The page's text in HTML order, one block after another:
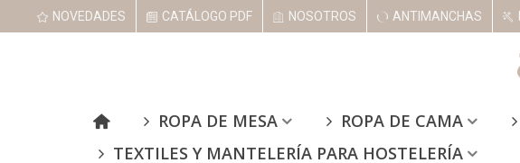
NOVEDADES CATÁLOGO PDF NOSOTROS ANTIMANCHAS
ROPA DE MESA ROPA DE CAMA
TEXTILES Y MANTELERÍA PARA HOSTELERÍA